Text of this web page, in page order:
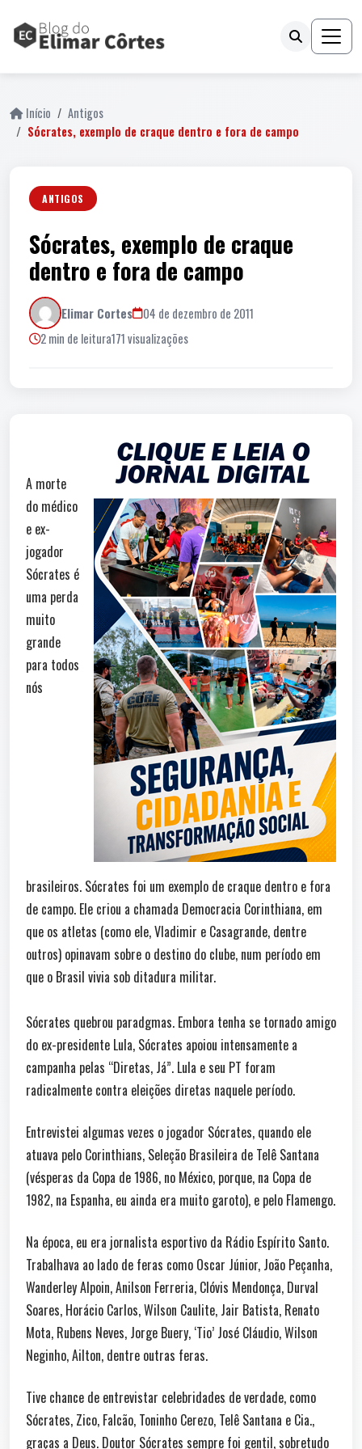
Início
Antigos
Sócrates, exemplo de craque dentro e fora de campo
ANTIGOS
Sócrates, exemplo de craque
dentro e fora de campo
Elimar Cortes
04 de dezembro de 2011
2 min de leitura171 visualizações
A morte
do médico
e ex-
jogador
Sócrates é
uma perda
muito
grande
para todos
nós
brasileiros. Sócrates foi um exemplo de craque dentro e fora
de campo. Ele criou a chamada Democracia Corinthiana, em
que os atletas (como ele, Vladimir e Casagrande, dentre
outros) opinavam sobre o destino do clube, num período em
que o Brasil vivia sob ditadura militar.
Sócrates quebrou paradgmas. Embora tenha se tornado amigo
do ex-presidente Lula, Sócrates apoiou intensamente a
campanha pelas “Diretas, Já”. Lula e seu PT foram
radicalmente contra eleições diretas naquele período.
Entrevistei algumas vezes o jogador Sócrates, quando ele
atuava pelo Corinthians, Seleção Brasileira de Telê Santana
(vésperas da Copa de 1986, no México, porque, na Copa de
1982, na Espanha, eu ainda era muito garoto), e pelo Flamengo.
Na época, eu era jornalista esportivo da Rádio Espírito Santo.
Trabalhava ao lado de feras como Oscar Júnior, João Peçanha,
Wanderley Alpoin, Anilson Ferreria, Clóvis Mendonça, Durval
Soares, Horácio Carlos, Wilson Caulite, Jair Batista, Renato
Mota, Rubens Neves, Jorge Buery, ‘Tio’ José Cláudio, Wilson
Neginho, Ailton, dentre outras feras.
Tive chance de entrevistar celebridades de verdade, como
Sócrates, Zico, Falcão, Toninho Cerezo, Telê Santana e Cia.,
graças a Deus. Doutor Sócrates sempre foi gentil, sobretudo